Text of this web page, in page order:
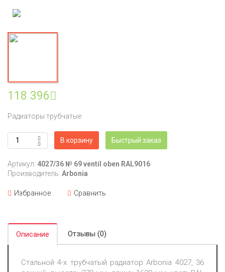
118 396
Радиаторы трубчатые
В корзину Быстрый заказ
Артикул: 4027/36 № 69 ventil oben RAL9016
Производитель: Arbonia
Избранное Сравнить
Описание Отзывы (0)
Стальной 4-х трубчатый радиатор Arbonia 4027, 36